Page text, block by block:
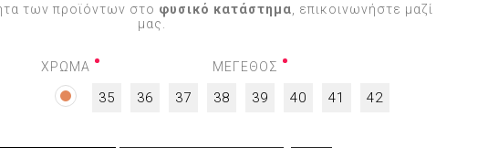
των προϊόντων στο φυσικό κατάστημα , επικοινωνήστε μαζί
μας.
ΧΡΩΜΑ ΜΕΓΕΘΟΣ
35 36 37 38 39 40 41 42